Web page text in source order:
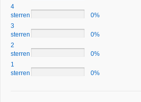
4
sterren
0%
3
sterren
0%
2
sterren
0%
1
sterren
0%